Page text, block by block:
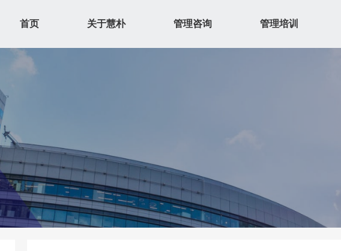
首页 关于慧朴 管理咨询 管理培训